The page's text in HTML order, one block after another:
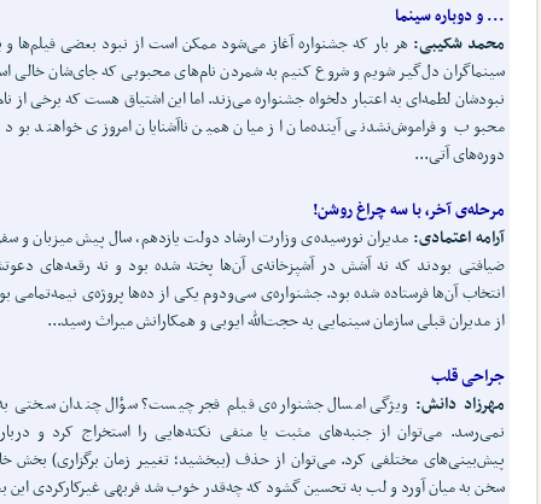
... و دوباره سینما
محمد شکیبی:هر بار که جشنواره آغاز می‌شود ممکن است از نبود بعضی فیلم‌ها
سینماگران دل‌گیر شویم و شروع کنیم به شمردن نام‌های محبوبی که جای‌شان خالی
نبودشان لطمه‌ای به اعتبار دلخواه جشنواره می‌زند. اما این اشتیاق هست که برخی از
محبوب و فراموش‌نشدنی آینده‌مان از میان همین نا‌آشنایان امروزی خواهند
دوره‌های آتی...
مرحله‌ی آخر، با سه چراغ روشن!
آرامه اعتمادی: مدیران نورسیده‌ی وزارت ارشاد دولت یازدهم، سال پیش میزبان و
ضیافتی بودند که نه آشش در آشپزخانه‌ی آن‌ها پخته شده بود و نه رقعه‌های
انتخاب آن‌ها فرستاده شده بود. جشنواره‌ی سی‌ودوم یکی از ده‌ها پروژه‌ی نیمه‌تمامی
از مدیران قبلی سازمان سینمایی به حجت‌الله ایوبی و همکارانش میراث رسید...
جراحی قلب
مهرزاد دانش: ویژگی امسال جشنواره‌ی فیلم فجر چیست؟ سؤال چندان سختی
نمی‌رسد. می‌توان از جنبه‌های مثبت یا منفی نکته‌هایی را استخراج کرد و
پیش‌بینی‌های مختلفی کرد. می‌توان از حذف (ببخشید؛ تغییر زمان برگزاری) بخش
سخن به میان آورد و لب به تحسین گشود که چه‌قدر خوب شد فربهی غیرکارکردی این